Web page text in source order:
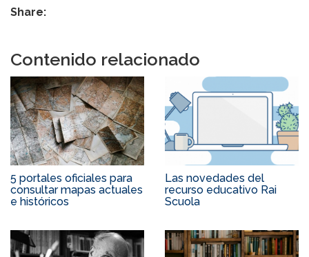
Share:
Contenido relacionado
5 portales oficiales para
consultar mapas actuales
e históricos
Las novedades del
recurso educativo Rai
Scuola